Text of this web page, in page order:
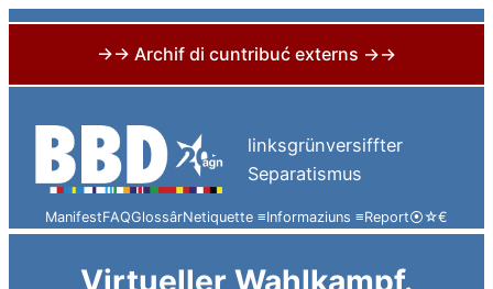
→→ Archif di cuntribuć externs →→
content
linksgrünversiffter
Separatismus
ManifestFAQGlossârNetiquette ≡Informaziuns ≡Report⦿☆€
Virtueller Wahlkampf.